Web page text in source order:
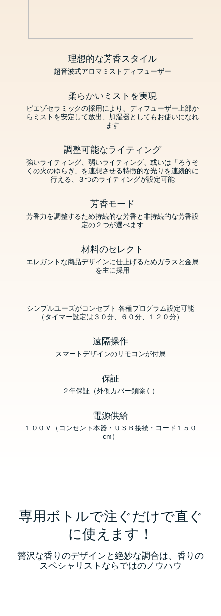
理想的な芳香スタイル
超音波式アロマミストディフューザー
柔らかいミストを実現
ピエゾセラミックの採用により、ディフューザー上部か
らミストを安定して放出、加湿器としてもお使いになれ
ます
調整可能なライティング
強いライティング、弱いライティング、或いは「ろうそ
くの火のゆらぎ」を連想させる特徴的な光りを連続的に
行える、３つのライティングが設定可能
芳香モード
芳香力を調整するため持続的な芳香と非持続的な芳香設
定の２つが選べます
材料のセレクト
エレガントな商品デザインに仕上げるためガラスと金属
を主に採用
シンプルユーズがコンセプト 各種プログラム設定可能
（タイマー設定は３０分、６０分、１２０分）
遠隔操作
スマートデザインのリモコンが付属
保証
２年保証（外側カバー類除く）
電源供給
１００Ｖ（コンセント本器・ＵＳＢ接続・コード１５０
cm）
専用ボトルで注ぐだけで直ぐ
に使えます！
贅沢な香りのデザインと絶妙な調合は、香りの
スペシャリストならではのノウハウ